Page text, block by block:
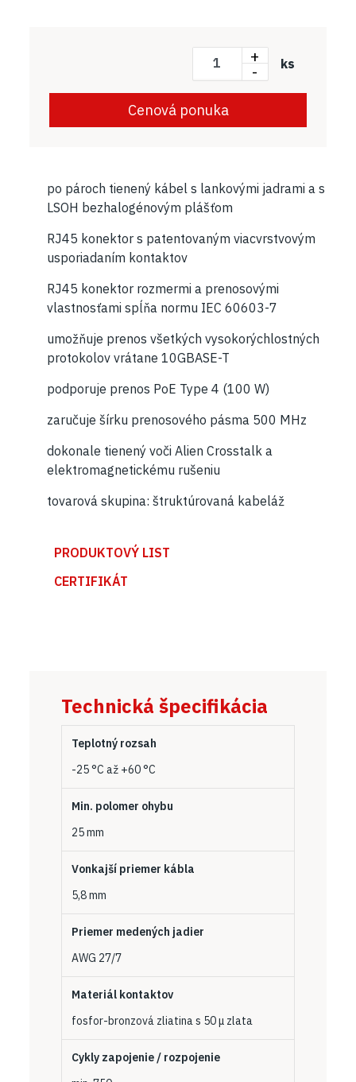
+
- ks
Cenová ponuka
po pároch tienený kábel s lankovými jadrami a s
LSOH bezhalogénovým plášťom
RJ45 konektor s patentovaným viacvrstvovým
usporiadaním kontaktov
RJ45 konektor rozmermi a prenosovými
vlastnosťami spĺňa normu IEC 60603-7
umožňuje prenos všetkých vysokorýchlostných
protokolov vrátane 10GBASE-T
podporuje prenos PoE Type 4 (100 W)
zaručuje šírku prenosového pásma 500 MHz
dokonale tienený voči Alien Crosstalk a
elektromagnetickému rušeniu
tovarová skupina: štruktúrovaná kabeláž
PRODUKTOVÝ LIST
CERTIFIKÁT
Technická špecifikácia
Teplotný rozsah
-25 °C až +60 °C
Min. polomer ohybu
25 mm
Vonkajší priemer kábla
5,8 mm
Priemer medených jadier
AWG 27/7
Materiál kontaktov
fosfor-bronzová zliatina s 50 μ zlata
Cykly zapojenie / rozpojenie